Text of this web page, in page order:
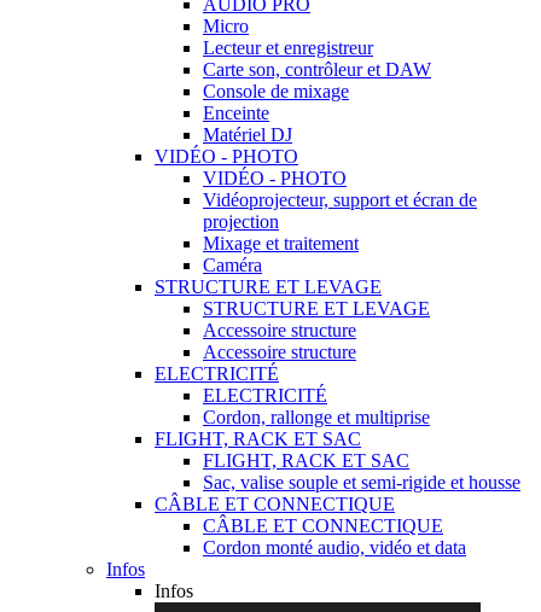
AUDIO PRO
Micro
Lecteur et enregistreur
Carte son, contrôleur et DAW
Console de mixage
Enceinte
Matériel DJ
VIDÉO - PHOTO
VIDÉO - PHOTO
Vidéoprojecteur, support et écran de
projection
Mixage et traitement
Caméra
STRUCTURE ET LEVAGE
STRUCTURE ET LEVAGE
Accessoire structure
Accessoire structure
ELECTRICITÉ
ELECTRICITÉ
Cordon, rallonge et multiprise
FLIGHT, RACK ET SAC
FLIGHT, RACK ET SAC
Sac, valise souple et semi-rigide et housse
CÂBLE ET CONNECTIQUE
CÂBLE ET CONNECTIQUE
Cordon monté audio, vidéo et data
Infos
Infos